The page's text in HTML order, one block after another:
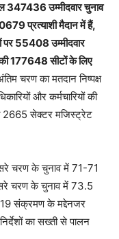
347436 उम्मीदवार चुनाव
प्रत्याशी मैदान में हैं,
पर 55408 उम्मीदवार
की 177648 सीटों के लिए
चरण का मतदान निष्पक्ष
और कर्मचारियों की
2665 सेक्टर मजिस्ट्रेट
चरण के चुनाव में 71-71
चरण के चुनाव में 73.5
19 संक्रमण के मद्देनजर
का सख्ती से पालन